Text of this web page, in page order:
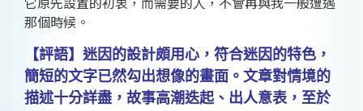
那個時候。
【評語】迷因的設計頗用心，符合迷因的特色，
簡短的文字已然勾出想像的畫面。文章對情境的
描述十分詳盡，故事高潮迭起、出人意表，至於